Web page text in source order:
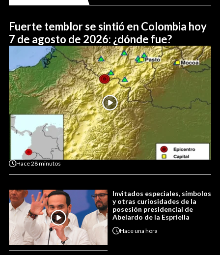
Fuerte temblor se sintió en Colombia hoy
7 de agosto de 2026: ¿dónde fue?
Hace28 minutos
Invitados especiales, símbolos
y otras curiosidades de la
posesión presidencial de
Abelardo de la Espriella
Haceuna hora